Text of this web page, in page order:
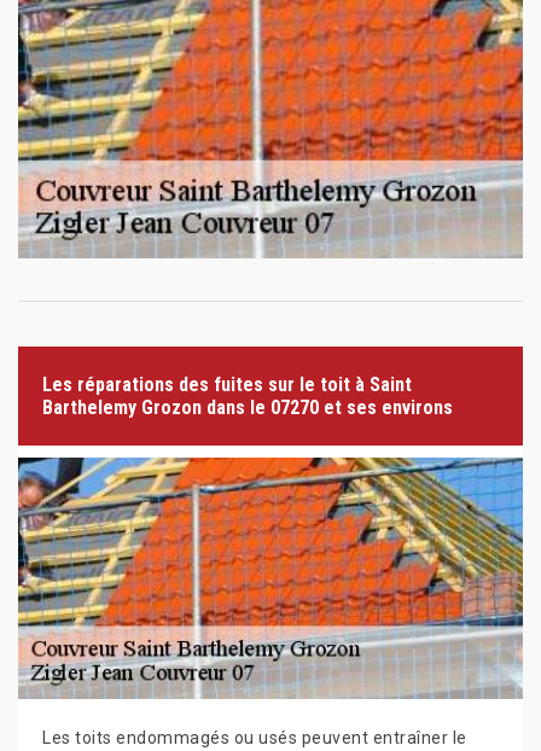
Les réparations des fuites sur le toit à Saint
Barthelemy Grozon dans le 07270 et ses environs
Les toits endommagés ou usés peuvent entraîner le